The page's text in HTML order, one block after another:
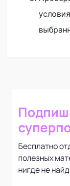
Бесплатно
полезных
нигде не